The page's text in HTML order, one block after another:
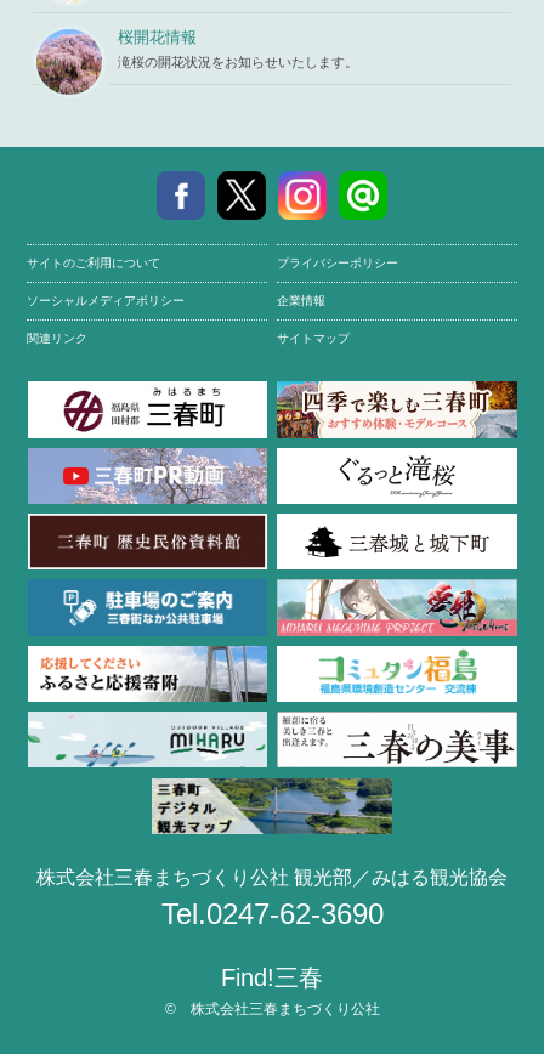
桜開花情報
滝桜の開花状況をお知らせいたします。
サイトのご利用について プライバシーポリシー
ソーシャルメディアポリシー 企業情報
関連リンク サイトマップ
株式会社三春まちづくり公社 観光部／みはる観光協会
Tel.0247-62-3690
Find!三春
© 株式会社三春まちづくり公社